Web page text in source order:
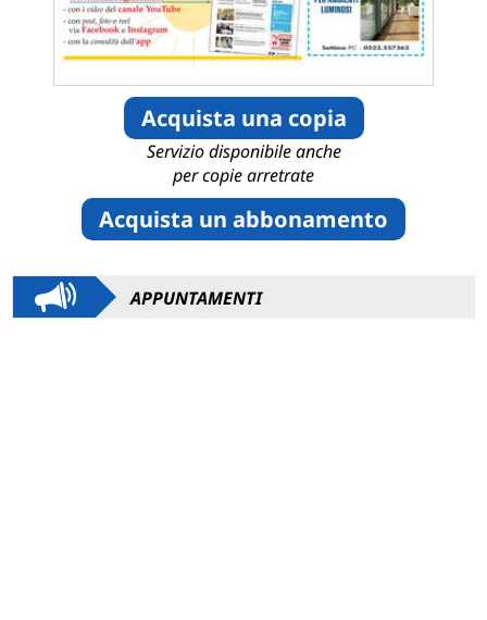
Acquista una copia
Servizio disponibile anche
per copie arretrate
Acquista un abbonamento
APPUNTAMENTI